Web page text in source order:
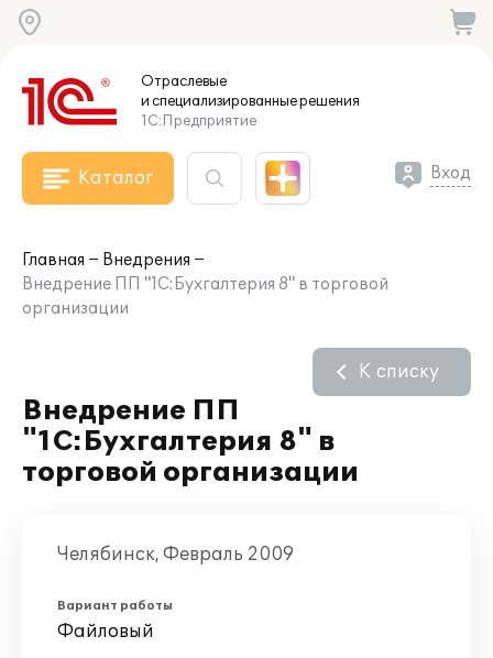
Отраслевые
и специализированныерешения
1С:Предприятие
Каталог Вход
Главная
Внедрения
Внедрение ПП "1С:Бухгалтерия 8" в торговой
организации
Внедрение ПП
"1С:Бухгалтерия 8" в
торговой организации
К списку
Челябинск, Февраль 2009
Вариант работы
Файловый